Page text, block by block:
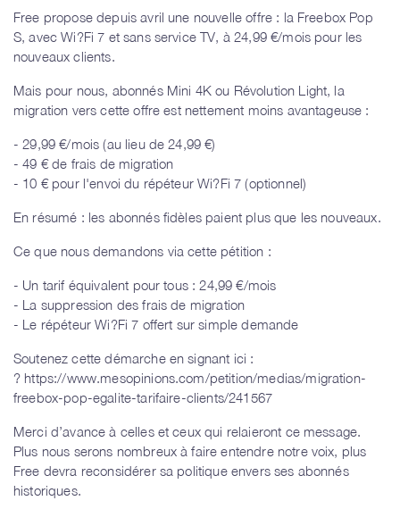
Free propose depuis avril une nouvelle offre : la Freebox Pop
S, avec Wi?Fi 7 et sans service TV, à 24,99 €/mois pour les
nouveaux clients.
Mais pour nous, abonnés Mini 4K ou Révolution Light, la
migration vers cette offre est nettement moins avantageuse :
- 29,99 €/mois (au lieu de 24,99 €)
- 49 € de frais de migration
- 10 € pour l'envoi du répéteur Wi?Fi 7 (optionnel)
En résumé : les abonnés fidèles paient plus que les nouveaux.
Ce que nous demandons via cette pétition :
- Un tarif équivalent pour tous : 24,99 €/mois
- La suppression des frais de migration
- Le répéteur Wi?Fi 7 offert sur simple demande
Soutenez cette démarche en signant ici :
? https://www.mesopinions.com/petition/medias/migration-
freebox-pop-egalite-tarifaire-clients/241567
Merci d’avance à celles et ceux qui relaieront ce message.
Plus nous serons nombreux à faire entendre notre voix, plus
Free devra reconsidérer sa politique envers ses abonnés
historiques.